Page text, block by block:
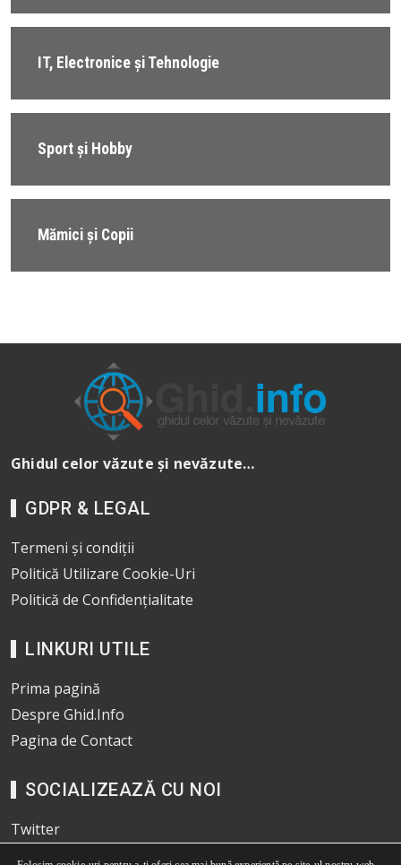
IT, Electronice și Tehnologie
Sport și Hobby
Mămici și Copii
Ghidul celor văzute și nevăzute…
GDPR & LEGAL
Termeni și condiții
Politică Utilizare Cookie-Uri
Politică de Confidențialitate
LINKURI UTILE
Prima pagină
Despre Ghid.Info
Pagina de Contact
SOCIALIZEAZĂ CU NOI
Twitter
Pinterest